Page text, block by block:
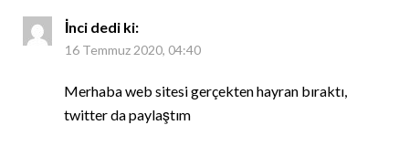
İnci dedi ki:
16 Temmuz 2020, 04:40
Merhaba web sitesi gerçekten hayran bıraktı,
twitter da paylaştım